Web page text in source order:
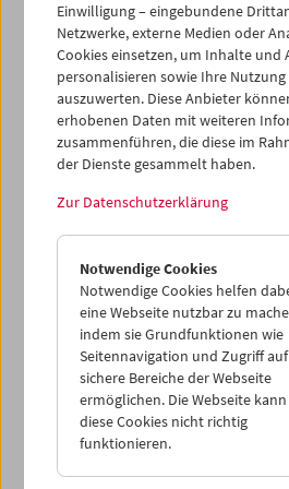
Restaurierung und Farbkorrektur.
werden sowohl dieraw scansals
Scans digital auf LTO-Bändern
Vorführelemente für die
In unsererDigital Film Restoration
Leitlinien, die anderen als
in diesem Bereich dienen können.
Filmmuseum die Restaurierung
die Hand nimmt, erhält es ein Maß
Sorgfalt bei den Projekten, das
Neben der Durchführung eigener
arbeitet das Filmmuseum auch
Rechteinhaber*innen zusammen,
seiner Sammlung für externe
ausleiht.
Digitalisierung
Das Filmmuseum beschäftigt sich
von Filmelementen aus der
den Sammlungen der
Filmemacher*innen. Die
Einwilligung – eingebundene
Netzwerke, externe Medien oder
Cookies einsetzen, um Inhalte und
personalisieren sowie Ihre
auszuwerten. Diese Anbieter
erhobenen Daten mit weiteren
zusammenführen, die diese im
der Dienste gesammelt haben.
Zur Datenschutzerklärung
Notwendige Cookies
Notwendige Cookies helfen
eine Webseite nutzbar zu
indem sie Grundfunktionen wie
Seitennavigation und Zugriff auf
sichere Bereiche der Webseite
ermöglichen. Die Webseite
diese Cookies nicht richtig
funktionieren.